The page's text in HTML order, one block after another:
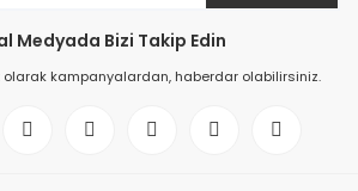
Medyada Bizi Takip Edin
olarak kampanyalardan, haberdar olabilirsiniz.